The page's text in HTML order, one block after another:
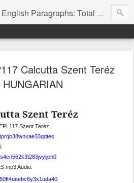
Total Physical Response (TPR) Paragraphs for the High School and Adult Language Student
Calcutta Szent Teréz
HUNGARIAN
Szent Teréz
Szent Teréz:
mp3 Audio: